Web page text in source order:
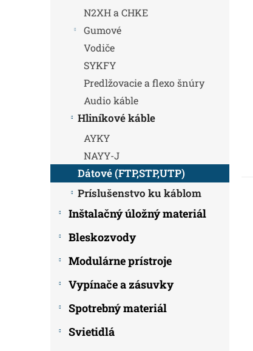
N2XH a CHKE
Gumové
Vodiče
SYKFY
Predlžovacie a flexo šnúry
Audio káble
Hliníkové káble
AYKY
NAYY-J
Dátové (FTP,STP,UTP)
Príslušenstvo ku káblom
Inštalačný úložný materiál
Bleskozvody
Modulárne prístroje
Vypínače a zásuvky
Spotrebný materiál
Svietidlá